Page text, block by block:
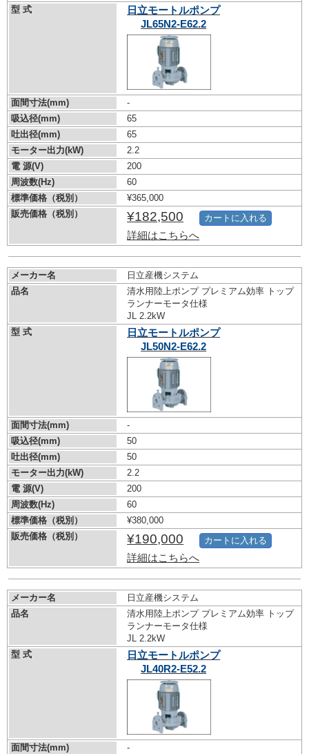
型 式
日立モートルポンプ
JL65N2-E62.2
面間寸法(mm)
-
吸込径(mm)
65
吐出径(mm)
65
モーター出力(kW)
2.2
電 源(V)
200
周波数(Hz)
60
標準価格（税別）
¥365,000
販売価格（税別）
¥182,500
詳細はこちらへ
カートに入れる
メーカー名
日立産機システム
品名
清水用陸上ポンプ プレミアム効率 トップ
ランナーモータ仕様
JL 2.2kW
型 式
日立モートルポンプ
JL50N2-E62.2
面間寸法(mm)
-
吸込径(mm)
50
吐出径(mm)
50
モーター出力(kW)
2.2
電 源(V)
200
周波数(Hz)
60
標準価格（税別）
¥380,000
販売価格（税別）
¥190,000
詳細はこちらへ
カートに入れる
メーカー名
日立産機システム
品名
清水用陸上ポンプ プレミアム効率 トップ
ランナーモータ仕様
JL 2.2kW
型 式
日立モートルポンプ
JL40R2-E52.2
面間寸法(mm)
-